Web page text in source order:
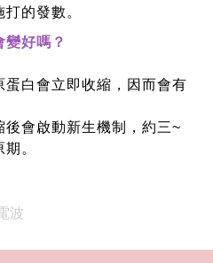
的發數。
變好嗎？
白會立即收縮，因而會有
會啟動新生機制，約三~
。
波